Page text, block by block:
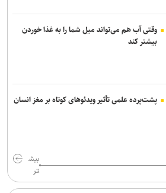
وقتی آب هم می‌تواند میل شما را به غذا خوردن
بیشتر کند
پشت‌پرده علمی تأثیر ویدئو‌های کوتاه بر مغز انسان
بیش
تر